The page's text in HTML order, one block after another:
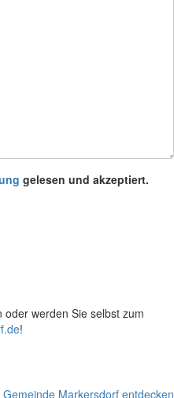
gelesen und akzeptiert.
werden Sie selbst zum
!